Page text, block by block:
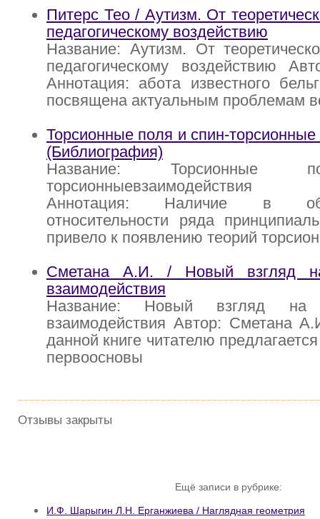
Питерс Тео / Аутизм. От
педагогическому воздействию
Название: Аутизм. От
педагогическому воздействию
Аннотация: абота известного
посвящена актуальным проблемам
Торсионные поля и спин-
(Библиография)
Название: Торсионные
торсионныевзаимодействия
Аннотация: Наличие в
относительности ряда
привело к появлению теорий
Сметана А.И. / Новый взгляд
взаимодействия
Название: Новый взгляд на
взаимодействия Автор: Сметана
данной книге читателю
первоосновы
Отзывы закрыты
Ещё записи в рубрике:
И.Ф. Шарыгин Л.Н. Ерганжиева / Наглядная геометрия